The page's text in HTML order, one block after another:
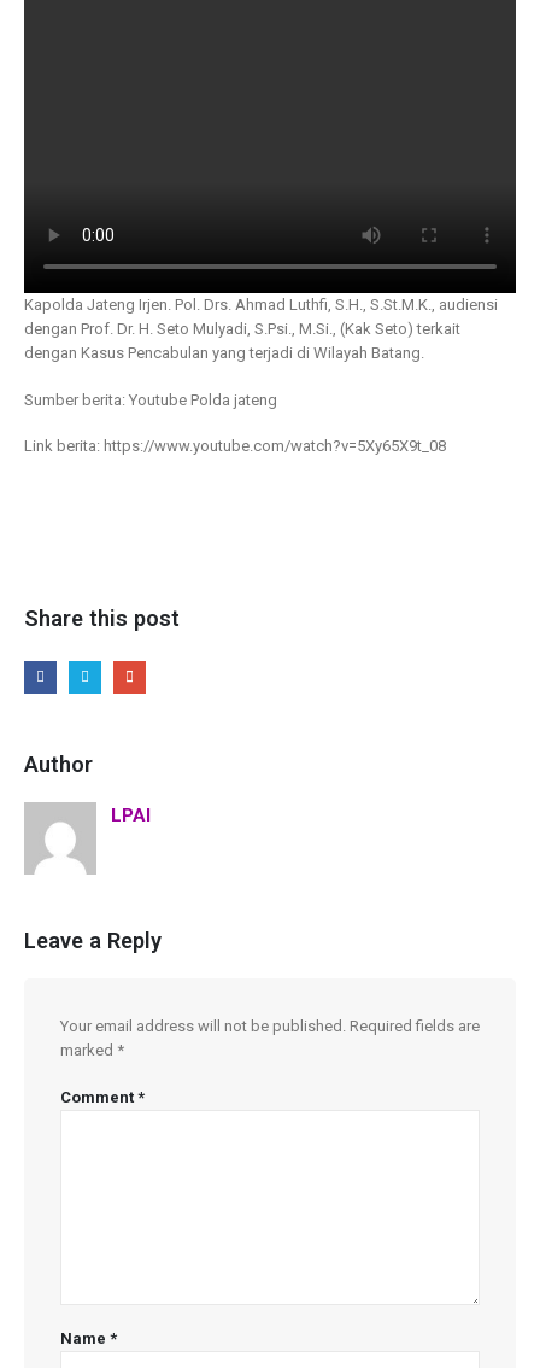
Kapolda Jateng Irjen. Pol. Drs. Ahmad Luthfi, S.H., S.St.M.K., audiensi
dengan Prof. Dr. H. Seto Mulyadi, S.Psi., M.Si., (Kak Seto) terkait
dengan Kasus Pencabulan yang terjadi di Wilayah Batang.
Sumber berita: Youtube Polda jateng
Link berita: https://www.youtube.com/watch?v=5Xy65X9t_08
Share this post
Author
LPAI
Leave a Reply
Your email address will not be published. Required fields are
marked *
Comment *
Name *